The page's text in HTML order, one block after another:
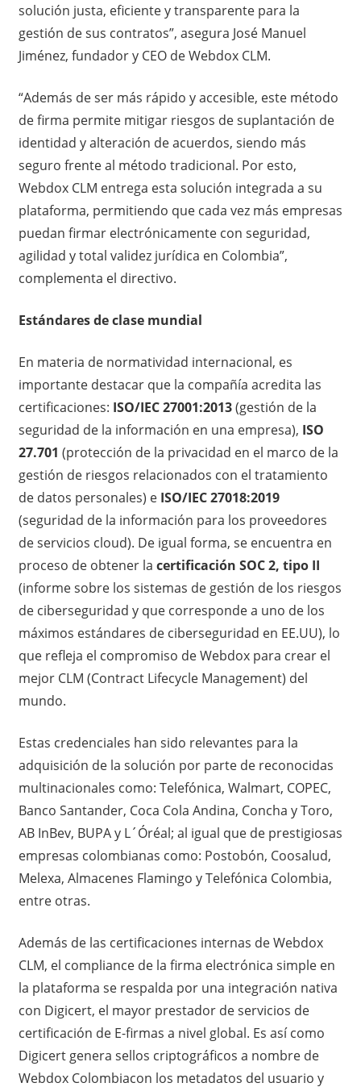
solución justa, eficiente y transparente para la
gestión de sus contratos”, asegura José Manuel
Jiménez, fundador y CEO de Webdox CLM.
“Además de ser más rápido y accesible, este método
de firma permite mitigar riesgos de suplantación de
identidad y alteración de acuerdos, siendo más
seguro frente al método tradicional. Por esto,
Webdox CLM entrega esta solución integrada a su
plataforma, permitiendo que cada vez más empresas
puedan firmar electrónicamente con seguridad,
agilidad y total validez jurídica en Colombia”,
complementa el directivo.
Estándares de clase mundial
En materia de normatividad internacional, es
importante destacar que la compañía acredita las
certificaciones: ISO/IEC 27001:2013(gestión de la
seguridad de la información en una empresa), ISO
27.701 (protección de la privacidad en el marco de la
gestión de riesgos relacionados con el tratamiento
de datos personales) e ISO/IEC 27018:2019
(seguridad de la información para los proveedores
de servicios cloud). De igual forma, se encuentra en
proceso de obtener la certificación SOC 2, tipo II
(informe sobre los sistemas de gestión de los riesgos
de ciberseguridad y que corresponde a uno de los
máximos estándares de ciberseguridad en EE.UU), lo
que refleja el compromiso de Webdox para crear el
mejor CLM (Contract Lifecycle Management) del
mundo.
Estas credenciales han sido relevantes para la
adquisición de la solución por parte de reconocidas
multinacionales como: Telefónica, Walmart, COPEC,
Banco Santander, Coca Cola Andina, Concha y Toro,
AB InBev, BUPA y L´Óréal; al igual que de prestigiosas
empresas colombianas como: Postobón, Coosalud,
Melexa, Almacenes Flamingo y Telefónica Colombia,
entre otras.
Además de las certificaciones internas de Webdox
CLM, el compliance de la firma electrónica simple en
la plataforma se respalda por una integración nativa
con Digicert, el mayor prestador de servicios de
certificación de E-firmas a nivel global. Es así como
Digicert genera sellos criptográficos a nombre de
Webdox Colombiacon los metadatos del usuario y